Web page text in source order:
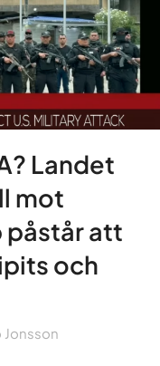
Landet
mot
påstår att
och
Jonsson